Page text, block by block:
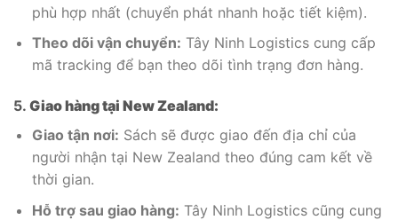
phù hợp nhất (chuyển phát nhanh hoặc tiết kiệm).
Theo dõi vận chuyển: Tây Ninh Logistics cung cấp
mã tracking để bạn theo dõi tình trạng đơn hàng.
5. Giao hàng tại New Zealand:
Giao tận nơi: Sách sẽ được giao đến địa chỉ của
người nhận tại New Zealand theo đúng cam kết về
thời gian.
Hỗ trợ sau giao hàng: Tây Ninh Logistics cũng cung